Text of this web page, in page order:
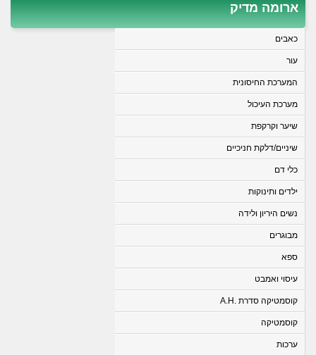
ארומה מדיק
כאבים
עור
המערכת החיסונית
מערכת העיכול
שיער וקרקפת
שיניים/דלקת חניכיים
כלי דם
ילדים ותינוקות
נשים היריון ולידה
מבוגרים
ספא
עיסוי ואמבט
קוסמטיקה סדרת .A.H
קוסמטיקה
ערכות